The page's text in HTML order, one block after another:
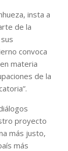
insta a
de la
convoca
materia
de la
proyecto
más justo,
más